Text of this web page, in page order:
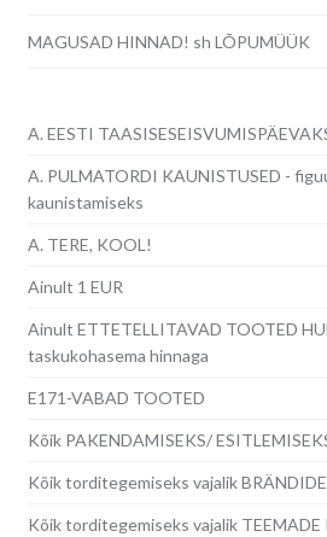
MAGUSAD HINNAD! sh LÕPUMÜÜK
A. EESTI
A. PULMATORDI KAUNISTUSED -
kaunistamiseks
A. TERE, KOOL!
Ainult 1 EUR
Ainult ETTETELLITAVAD TOOTED
taskukohasema hinnaga
E171-VABAD TOOTED
Kõik PAKENDAMISEKS/
Kõik torditegemiseks vajalik
Kõik torditegemiseks vajalik TEEMADE